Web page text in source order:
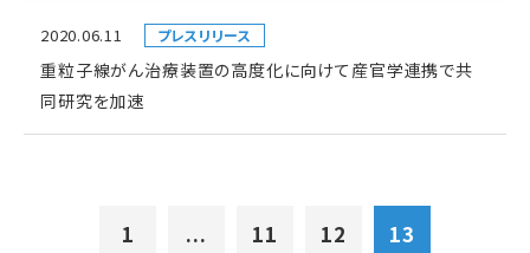
2020.06.11 プレスリリース
重粒子線がん治療装置の高度化に向けて産官学連携で共
同研究を加速
1 ... 11 12 13